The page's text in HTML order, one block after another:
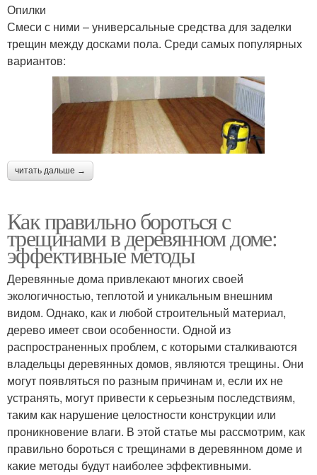
Опилки
Смеси с ними – универсальные средства для заделки
трещин между досками пола. Среди самых популярных
вариантов:
читать дальше →
Как правильно бороться с
трещинами в деревянном доме:
эффективные методы
Деревянные дома привлекают многих своей
экологичностью, теплотой и уникальным внешним
видом. Однако, как и любой строительный материал,
дерево имеет свои особенности. Одной из
распространенных проблем, с которыми сталкиваются
владельцы деревянных домов, являются трещины. Они
могут появляться по разным причинам и, если их не
устранять, могут привести к серьезным последствиям,
таким как нарушение целостности конструкции или
проникновение влаги. В этой статье мы рассмотрим, как
правильно бороться с трещинами в деревянном доме и
какие методы будут наиболее эффективными.